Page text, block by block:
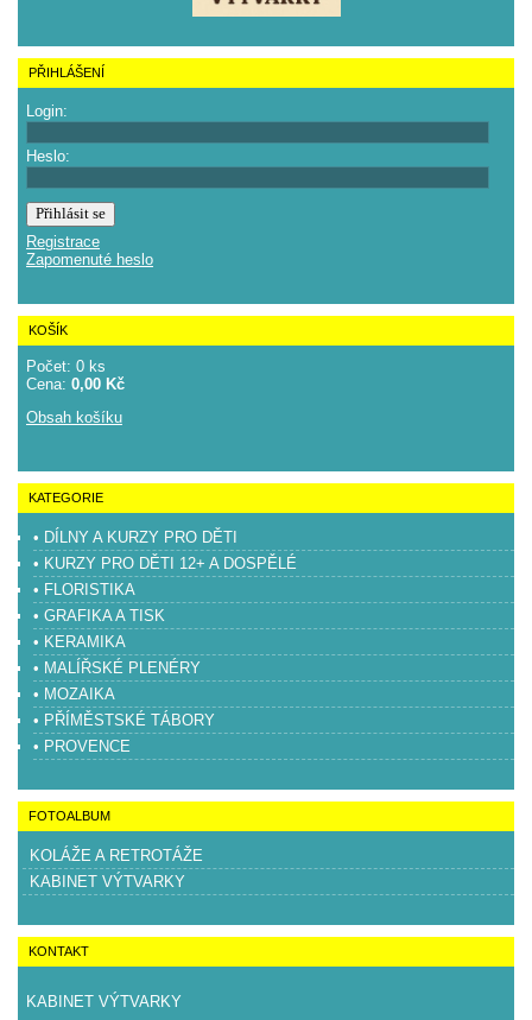
PŘIHLÁŠENÍ
Login:
Heslo:
Registrace
Zapomenuté heslo
KOŠÍK
Počet: 0 ks
Cena: 0,00 Kč
Obsah košíku
KATEGORIE
• DÍLNY A KURZY PRO DĚTI
• KURZY PRO DĚTI 12+ A DOSPĚLÉ
• FLORISTIKA
• GRAFIKA A TISK
• KERAMIKA
• MALÍŘSKÉ PLENÉRY
• MOZAIKA
• PŘÍMĚSTSKÉ TÁBORY
• PROVENCE
FOTOALBUM
KOLÁŽE A RETROTÁŽE
KABINET VÝTVARKY
KONTAKT
KABINET VÝTVARKY